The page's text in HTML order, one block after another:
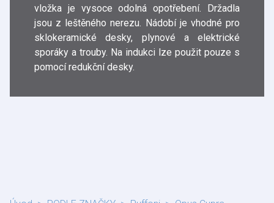
vložka je vysoce odolná opotřebení. Držadla
jsou z leštěného nerezu. Nádobí je vhodné pro
sklokeramické desky, plynové a elektrické
sporáky a trouby. Na indukci lze použit pouze s
pomocí redukční desky.